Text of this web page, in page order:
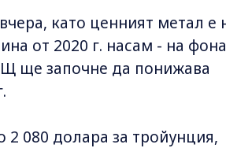
като ценният метал е
от 2020 г. насам - на
ще започне да понижава
080 долара за тройунция,